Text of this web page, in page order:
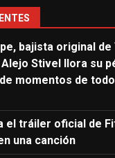
bajista original de
Alejo Stivel llora su
momentos de
el tráiler oficial de
una canción